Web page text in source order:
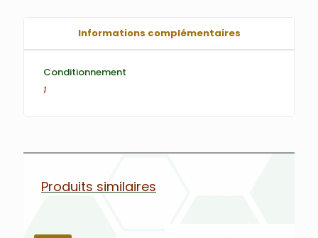
Informations complémentaires
Conditionnement
1
Produits similaires